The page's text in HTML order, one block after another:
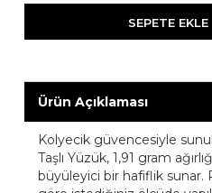
SEPETE EKLE
Ürün Açıklaması
Kolyecik güvencesiyle
Taşlı Yüzük, 1,91 gram
büyüleyici bir hafiflik sunar.